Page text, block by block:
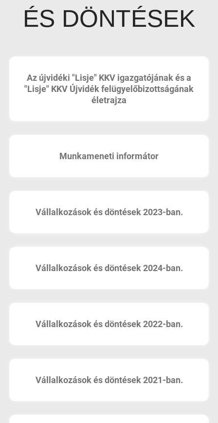
ÉS DÖNTÉSEK
Az újvidéki "Lisje" KKV igazgatójának és a
"Lisje" KKV Újvidék felügyelőbizottságának
életrajza
Munkameneti informátor
Vállalkozások és döntések 2023-ban.
Vállalkozások és döntések 2024-ban.
Vállalkozások és döntések 2022-ban.
Vállalkozások és döntések 2021-ban.